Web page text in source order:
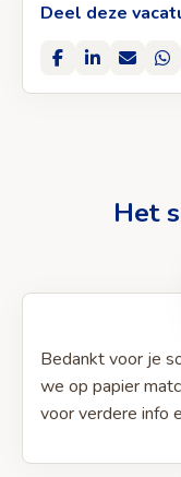
Deel deze
Delen
op
Delen
op
Deel
via via
Het
Bedankt voor je
we op papier
voor verdere info